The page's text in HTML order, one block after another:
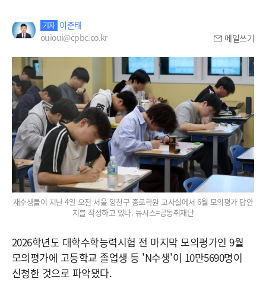
기자 이준태
ouioui@cpbc.co.kr
메일쓰기
재수생들이 지난 4일 오전 서울 양천구 종로학원 고사실에서 6월 모의평가 답안
지를 작성하고 있다. 뉴시스=공동취재단
2026학년도 대학수학능력시험 전 마지막 모의평가인 9월
모의평가에 고등학교 졸업생 등 'N수생'이 10만5690명이
신청한 것으로 파악됐다.